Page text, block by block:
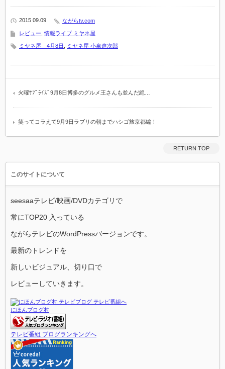
2015 09.09 ながらtv.com
レビュー ,情報ライブ ミヤネ屋
ミヤネ屋 4月8日 ミヤネ屋 小泉進次郎
火曜ｻﾌﾟﾗｲｽﾞ9月8日博多のグルメ王さんも並んだ絶…
笑ってコラえて9月9日ラブリの朝までハシゴ旅京都編！
RETURN TOP
このサイトについて
seesaaテレビ/映画/DVDカテゴリで
常にTOP20 入っている
ながらテレビのWordPressバージョンです。
最新のトレンドを
新しいビジュアル、切り口で
レビューしていきます。
にほんブログ村
テレビ番組 ブログランキングへ